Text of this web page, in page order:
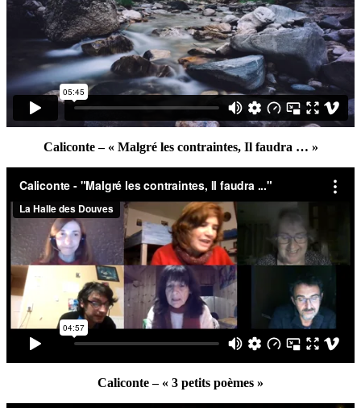
Caliconte – « Malgré les contraintes, Il faudra … »
Caliconte – « 3 petits poèmes »